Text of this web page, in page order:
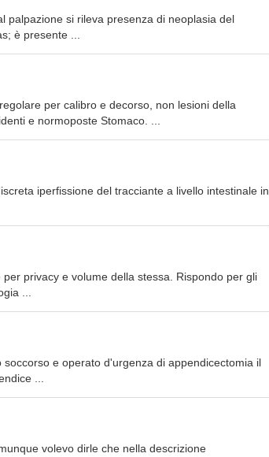
palpazione si rileva presenza di neoplasia del
è presente ...
per calibro e decorso, non lesioni della
e normoposte Stomaco. ...
iperfissione del tracciante a livello intestinale in
privacy e volume della stessa. Rispondo per gli
...
e operato d'urgenza di appendicectomia il
...
volevo dirle che nella descrizione